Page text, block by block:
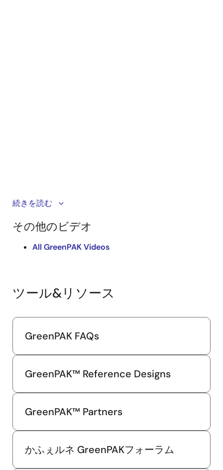
Discover GreenPAK
system design. By combining analog, digital, and
GreenPAK enables fast customization through an
PCB routing, accelerate time‑to‑market, and take
advantage of in‑system configurability, making
efficient designs across a wide range of applications.
続きを読む
その他のビデオ
All GreenPAK Videos
ツール&リソース
GreenPAK FAQs
GreenPAK™ Reference Designs
GreenPAK™ Partners
かふぇルネ GreenPAKフォーラム